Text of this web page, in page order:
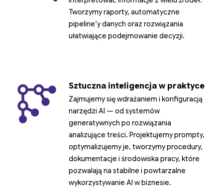
Tworzymy raporty, automatyczne
pipeline’y danych oraz rozwiązania
ułatwiające podejmowanie decyzji.
Sztuczna inteligencja w praktyce
Zajmujemy się wdrażaniem i konfiguracją
narzędzi AI — od systemów
generatywnych po rozwiązania
analizujące treści. Projektujemy prompty,
optymalizujemy je, tworzymy procedury,
dokumentacje i środowiska pracy, które
pozwalają na stabilne i powtarzalne
wykorzystywanie AI w biznesie.